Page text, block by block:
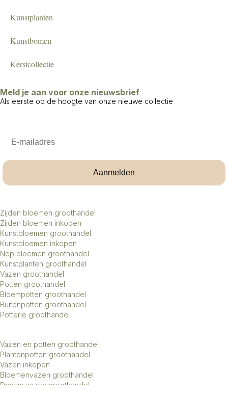
Kunstplanten
Kunstbomen
Kerstcollectie
Meld je aan voor onze nieuwsbrief
Als eerste op de hoogte van onze nieuwe collectie
Aanmelden
Zijden bloemen groothandel
Zijden bloemen inkopen
Kunstbloemen groothandel
Kunstbloemen inkopen
Nep bloemen groothandel
Kunstplanten groothandel
Vazen groothandel
Potten groothandel
Bloempotten groothandel
Buitenpotten groothandel
Potterie groothandel
Vazen en potten groothandel
Plantenpotten groothandel
Vazen inkopen
Bloemenvazen groothandel
Design vazen groothandel